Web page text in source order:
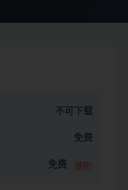
不可下载
免费
免费 推荐